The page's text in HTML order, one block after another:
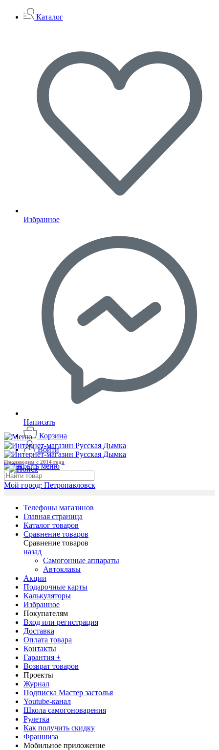
Каталог
Избранное
Написать
Корзина
Войти
Производим с 2014 года
Мой город: Петропавловск
Телефоны магазинов
Главная страница
Каталог товаров
Сравнение товаров
Сравнение товаров
назад
Самогонные аппараты
Автоклавы
Акции
Подарочные карты
Калькуляторы
Избранное
Покупателям
Вход или регистрация
Доставка
Оплата товара
Контакты
Гарантия +
Возврат товаров
Проекты
Журнал
Подписка Мастер застолья
Youtube-канал
Школа самогоноварения
Рулетка
Как получить скидку
Франшиза
Мобильное приложение